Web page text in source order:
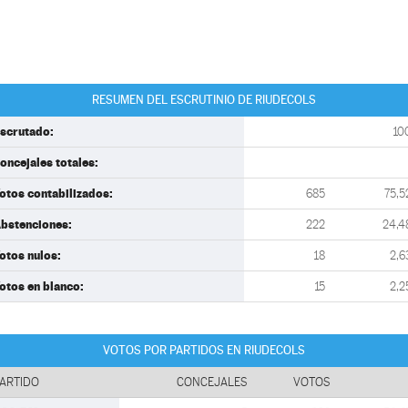
RESUMEN DEL ESCRUTINIO DE RIUDECOLS
totales:
contabilizados: 685
222
nulos: 18
en blanco: 15
VOTOS POR PARTIDOS EN RIUDECOLS
CONCEJALES VOTOS